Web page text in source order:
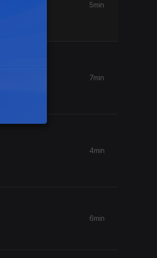
5min
7min
4min
6min